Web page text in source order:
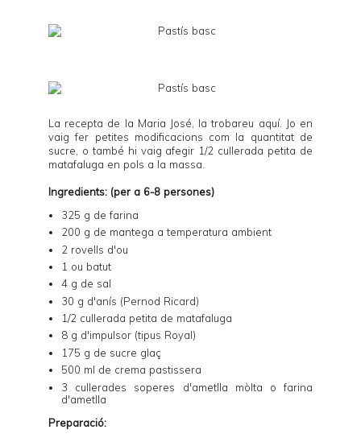
La recepta de la Maria José, la trobareu aquí. Jo en
vaig fer petites modificacions com la quantitat de
sucre, o també hi vaig afegir 1/2 cullerada petita de
matafaluga en pols a la massa.
Ingredients: (per a 6-8 persones)
325 g de farina
200 g de mantega a temperatura ambient
2 rovells d'ou
1 ou batut
4 g de sal
30 g d'anís (Pernod Ricard)
1/2 cullerada petita de matafaluga
8 g d'impulsor (tipus Royal)
175 g de sucre glaç
500 ml de crema pastissera
3 cullerades soperes d'ametlla mòlta o farina
d'ametlla
Preparació: